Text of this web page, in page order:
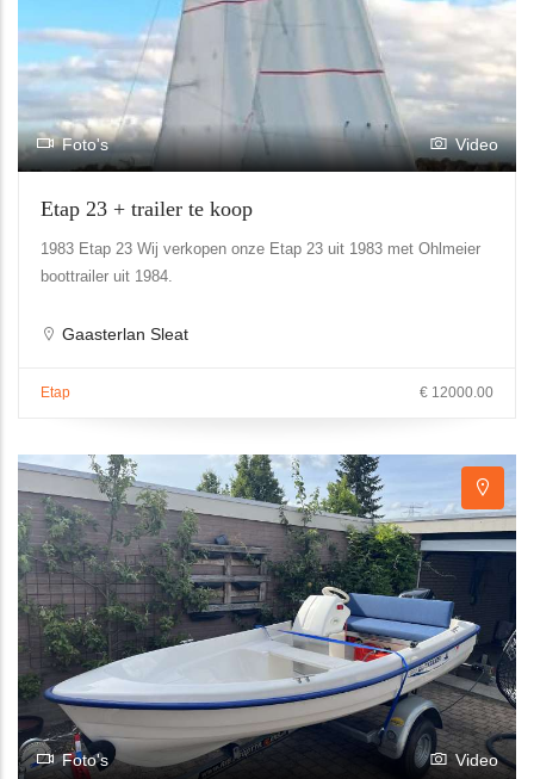
Foto's Video
Etap 23 + trailer te koop
1983 Etap 23 Wij verkopen onze Etap 23 uit 1983 met Ohlmeier
boottrailer uit 1984.
Gaasterlan Sleat
Etap € 12000.00
Foto's Video